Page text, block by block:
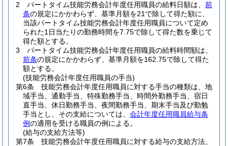
2
パートタイム技能労務会計年度任用職員の給料日額は、 前
条の規定にかかわらず、基準月額を21で除して得た額に、
当該パートタイム技能労務会計年度任用職員について定め
られた1日当たりの勤務時間を7.75で除して得た数を乗じて
得た額とする。
3
パートタイム技能労務会計年度任用職員の給料時間額は、
前条の規定にかかわらず、基準月額を162.75で除して得た
額とする。
(技能労務会計年度任用職員の手当)
第6条
技能労務会計年度任用職員に対する手当の種類は、地
域手当、通勤手当、特殊勤務手当、時間外勤務手当、宿日
直手当、休日勤務手当、夜間勤務手当、期末手当及び勤勉
手当とし、その支給については、 会計年度任用職員給与条
例の適用を受ける職員の例による。
(給与の支給方法等)
第7条
技能労務会計年度任用職員に対する給与の支給方法、